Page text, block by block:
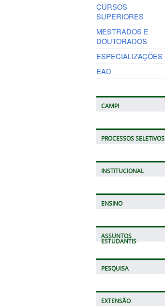
CURSOS
SUPERIORES
MESTRADOS E
DOUTORADOS
ESPECIALIZAÇÕES
EAD
CAMPI
PROCESSOS SELETIVOS
INSTITUCIONAL
ENSINO
ASSUNTOS
ESTUDANTIS
PESQUISA
EXTENSÃO